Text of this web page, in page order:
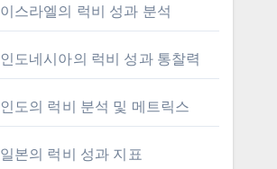
이스라엘의 럭비 성과 분석
인도네시아의 럭비 성과 통찰력
인도의 럭비 분석 및 메트릭스
일본의 럭비 성과 지표